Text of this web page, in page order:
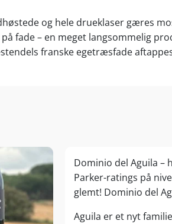
og hele drueklaser gæres
fade – en meget langsommelig
franske egetræsfade
Dominio del Aguila –
Parker-ratings på
glemt! Dominio del
Aguila er et nyt